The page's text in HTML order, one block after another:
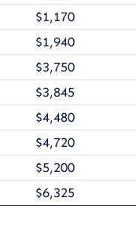
$1,170
$1,940
$3,750
$3,845
$4,480
$4,720
$5,200
$6,325